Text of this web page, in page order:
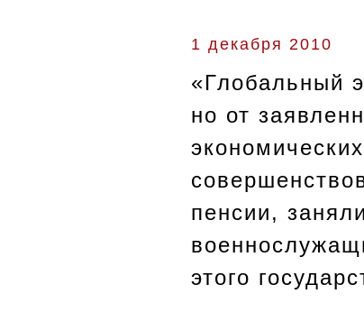
1 декабря 2010
«Глобальный
но от
пенсии,
этого